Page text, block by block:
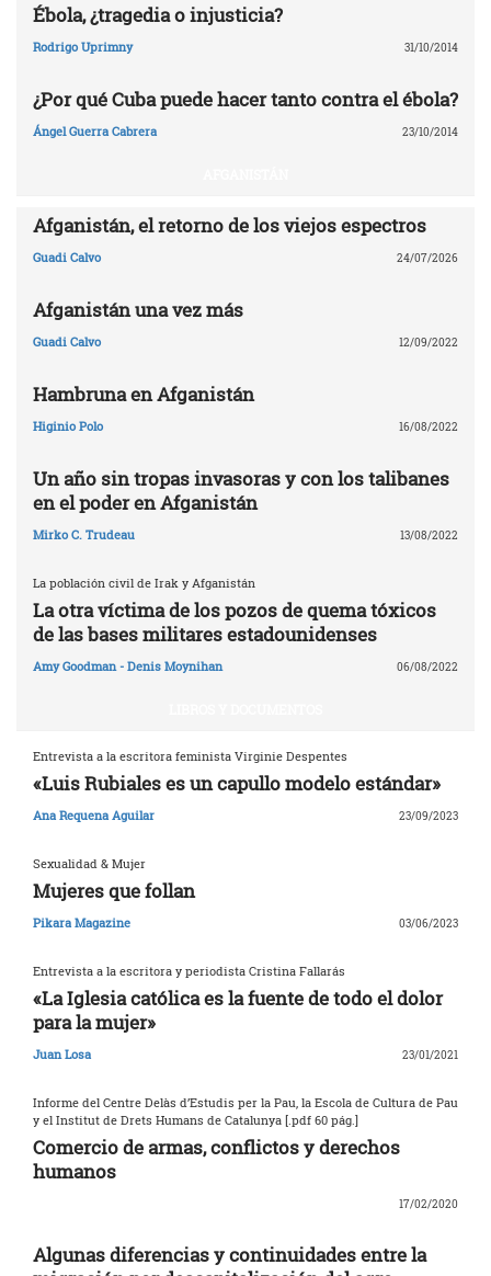
Ébola, ¿tragedia o injusticia?
Rodrigo Uprimny 31/10/2014
¿Por qué Cuba puede hacer tanto contra el ébola?
Ángel Guerra Cabrera 23/10/2014
Afganistán, el retorno de los viejos espectros
Guadi Calvo 24/07/2026
Afganistán una vez más
Guadi Calvo 12/09/2022
Hambruna en Afganistán
Higinio Polo 16/08/2022
Un año sin tropas invasoras y con los talibanes
en el poder en Afganistán
Mirko C. Trudeau 13/08/2022
La población civil de Irak y Afganistán
La otra víctima de los pozos de quema tóxicos
de las bases militares estadounidenses
Amy Goodman - Denis Moynihan 06/08/2022
Entrevista a la escritora feminista Virginie Despentes
«Luis Rubiales es un capullo modelo estándar»
Ana Requena Aguilar 23/09/2023
Sexualidad & Mujer
Mujeres que follan
Pikara Magazine 03/06/2023
Entrevista a la escritora y periodista Cristina Fallarás
«La Iglesia católica es la fuente de todo el dolor
para la mujer»
Juan Losa 23/01/2021
Informe del Centre Delàs d’Estudis per la Pau, la Escola de Cultura de Pau
y el Institut de Drets Humans de Catalunya [.pdf 60 pág.]
Comercio de armas, conflictos y derechos
humanos
17/02/2020
Algunas diferencias y continuidades entre la